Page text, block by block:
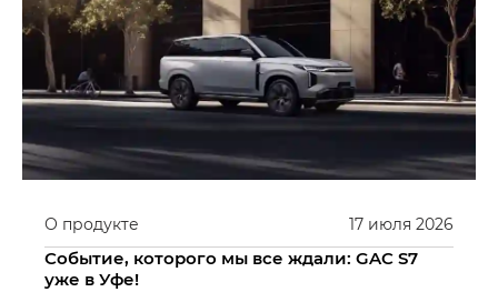
17 июля 2026
О продукте
Событие, которого мы все ждали: GAC S7
уже в Уфе!